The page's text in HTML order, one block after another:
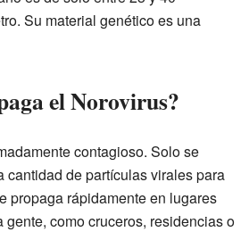
Su material genético es una
el Norovirus?
contagioso. Solo se
cantidad de partículas virales para
propaga rápidamente en lugares
gente, como cruceros, residencias o